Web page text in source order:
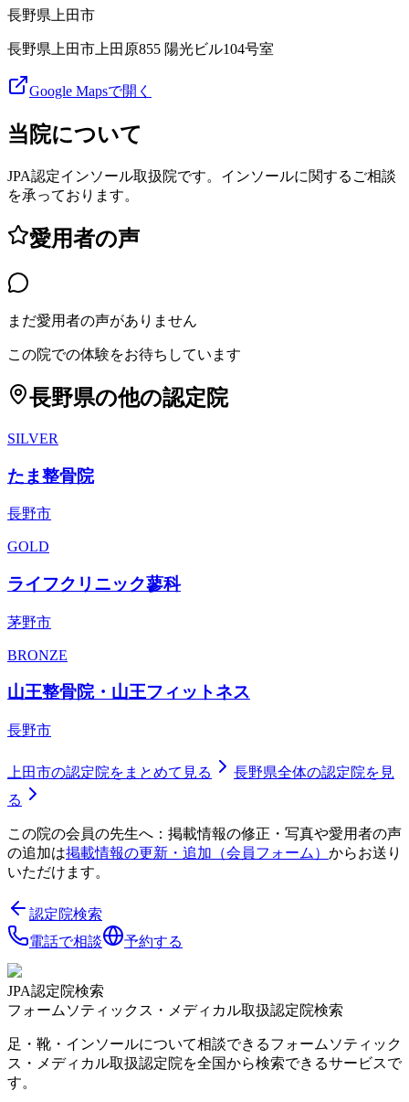
長野県 上田市
長野県上田市上田原855 陽光ビル104号室
Google Mapsで開く
当院について
JPA認定インソール取扱院です。インソールに関するご相談
を承っております。
愛用者の声
まだ愛用者の声がありません
この院での体験をお待ちしています
長野県の他の認定院
SILVER
たま整骨院
長野市
GOLD
ライフクリニック蓼科
茅野市
BRONZE
山王整骨院・山王フィットネス
長野市
上田市の認定院をまとめて見る 長野県全体の認定院を見
る
この院の会員の先生へ：掲載情報の修正・写真や愛用者の声
の追加は掲載情報の更新・追加（会員フォーム） からお送り
いただけます。
認定院検索
電話で相談
予約する
JPA認定院検索
フォームソティックス・メディカル取扱認定院検索
足・靴・インソールについて相談できるフォームソティック
ス・メディカル取扱認定院を全国から検索できるサービスで
す。